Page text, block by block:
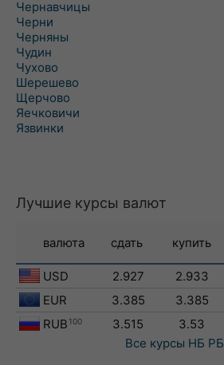
Чернавчицы
Черни
Черняны
Чудин
Чухово
Шерешево
Щерчово
Яечковичи
Язвинки
Лучшие курсы валют
валюта сдать купить
USD 2.927 2.933
EUR
3.385 3.385
RUB 100 3.515 3.53
Все курсы НБ РБ